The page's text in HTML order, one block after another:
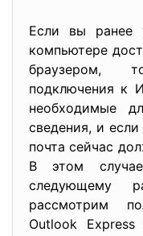
Если вы ранее
компьютере
браузером,
подключения к
необходимые
сведения, и
почта сейчас
В этом
следующему
рассмотрим
Outlook